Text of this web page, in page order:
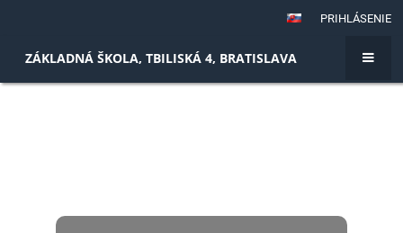
PRIHLÁSENIE
ZÁKLADNÁ ŠKOLA, TBILISKÁ 4, BRATISLAVA